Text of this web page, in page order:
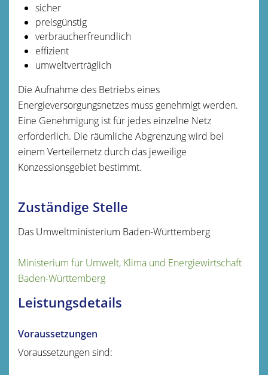
sicher
preisgünstig
verbraucherfreundlich
effizient
umweltverträglich
Die Aufnahme des Betriebs eines
Energieversorgungsnetzes muss genehmigt werden.
Eine Genehmigung ist für jedes einzelne Netz
erforderlich. Die räumliche Abgrenzung wird bei
einem Verteilernetz durch das jeweilige
Konzessionsgebiet bestimmt.
Zuständige Stelle
Das Umweltministerium Baden-Württemberg
Ministerium für Umwelt, Klima und Energiewirtschaft
Baden-Württemberg
Leistungsdetails
Voraussetzungen
Voraussetzungen sind: